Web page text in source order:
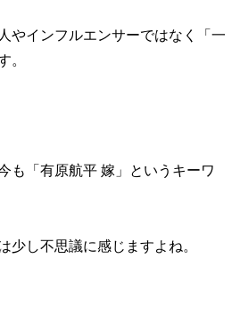
やインフルエンサーではなく「一
。
も「有原航平 嫁」というキーワ
少し不思議に感じますよね。